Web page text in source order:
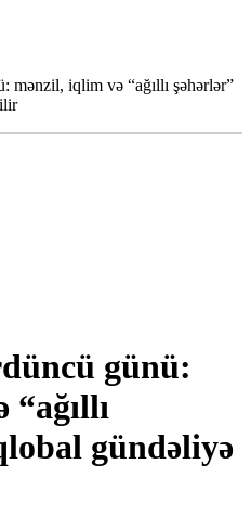
iqlim və “ağıllı şəhərlər”
günü:
gündəliyə